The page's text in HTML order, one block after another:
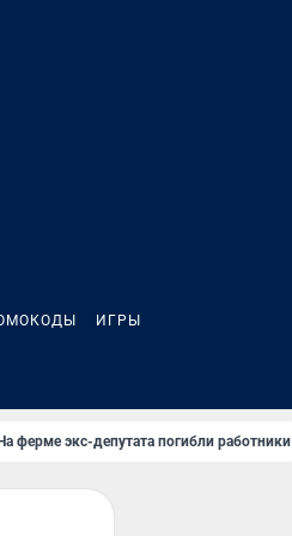
ИГРЫ
ферме экс-депутата погибли работники